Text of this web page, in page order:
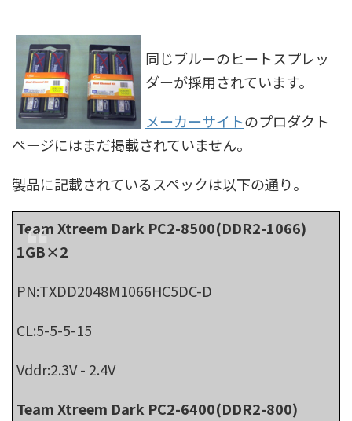
同じブルーのヒートスプレッ
ダーが採用されています。
メーカーサイトのプロダクト
ページにはまだ掲載されていません。
製品に記載されているスペックは以下の通り。
Team Xtreem Dark PC2-8500(DDR2-1066)
1GB×2
PN:TXDD2048M1066HC5DC-D
CL:5-5-5-15
Vddr:2.3V - 2.4V
Team Xtreem Dark PC2-6400(DDR2-800)